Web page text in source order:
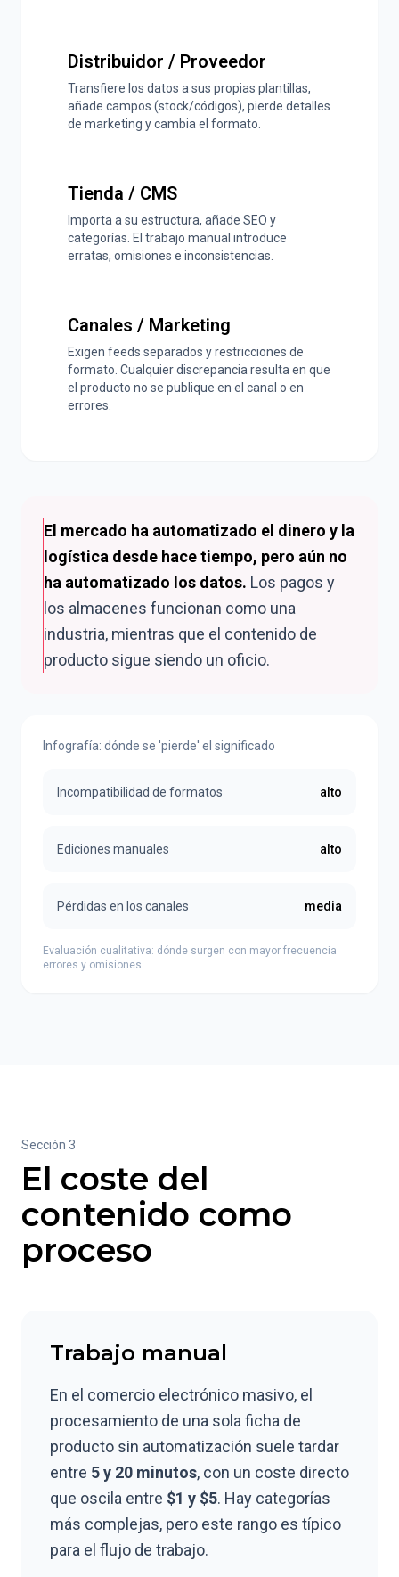
Distribuidor / Proveedor
Transfiere los datos a sus propias plantillas,
añade campos (stock/códigos), pierde detalles
de marketing y cambia el formato.
Tienda / CMS
Importa a su estructura, añade SEO y
categorías. El trabajo manual introduce
erratas, omisiones e inconsistencias.
Canales / Marketing
Exigen feeds separados y restricciones de
formato. Cualquier discrepancia resulta en que
el producto no se publique en el canal o en
errores.
El mercado ha automatizado el dinero y la
logística desde hace tiempo, pero aún no
ha automatizado los datos. Los pagos y
los almacenes funcionan como una
industria, mientras que el contenido de
producto sigue siendo un oficio.
Infografía: dónde se 'pierde' el significado
Incompatibilidad de formatos alto
Ediciones manuales alto
Pérdidas en los canales media
Evaluación cualitativa: dónde surgen con mayor frecuencia
errores y omisiones.
Sección 3
El coste del
contenido como
proceso
Trabajo manual
En el comercio electrónico masivo, el
procesamiento de una sola ficha de
producto sin automatización suele tardar
entre 5 y 20 minutos, con un coste directo
que oscila entre $1 y $5. Hay categorías
más complejas, pero este rango es típico
para el flujo de trabajo.